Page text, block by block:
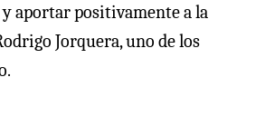
aportar positivamente a la
Jorquera, uno de los